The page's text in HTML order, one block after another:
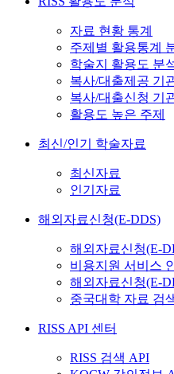
자료 현황 통계
주제별 활용통계
학술지 활용도 분
복사/대출제공 기
복사/대출신청 기
활용도 높은 주제
최신/인기 학술자료
최신자료
인기자료
해외자료신청(E-DDS)
해외자료신청(E-
비용지원 서비스
해외자료신청(E-
중국대학 자료 검
RISS API 센터
RISS 검색 API